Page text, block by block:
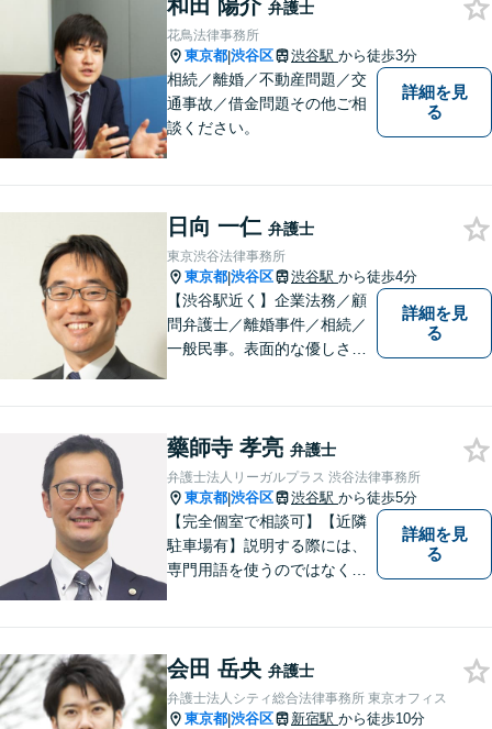
可能です。
和田 陽介 弁護士
花鳥法律事務所
東京都|渋谷区 渋谷駅 から徒歩3分
相続／離婚／不動産問題／交
通事故／借金問題その他ご相
談ください。
詳細を見
る
日向 一仁 弁護士
東京渋谷法律事務所
東京都|渋谷区 渋谷駅 から徒歩4分
【渋谷駅近く】企業法務／顧
問弁護士／離婚事件／相続／
一般民事。表面的な優しさだ
をしております。お気軽にご
相談ください。
詳細を見
る
藥師寺 孝亮 弁護士
弁護士法人リーガルプラス 渋谷法律事務所
東京都|渋谷区 渋谷駅 から徒歩5分
【完全個室で相談可】【近隣
駐車場有】説明する際には、
専門用語を使うのではなく、
向けて、10年以上にわたる弁
護士活動から得た知識・経験
をフル活用して解決を目指し
詳細を見
る
会田 岳央 弁護士
弁護士法人シティ総合法律事務所 東京オフィス
東京都|渋谷区 新宿駅 から徒歩10分